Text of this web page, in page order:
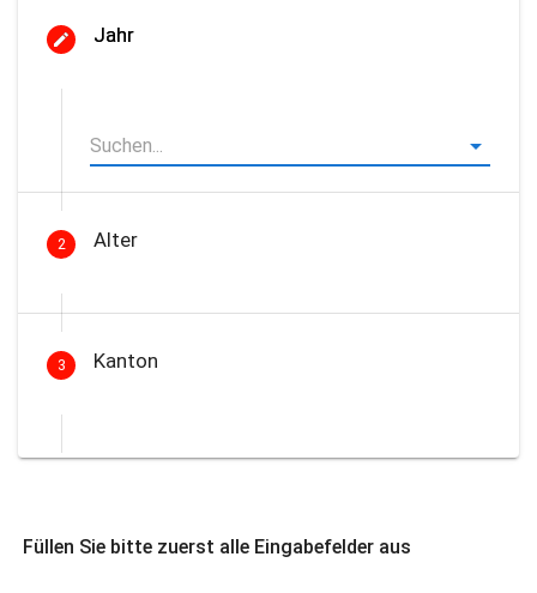
Jahr
2 Alter
3 Kanton
Füllen Sie bitte zuerst alle Eingabefelder aus